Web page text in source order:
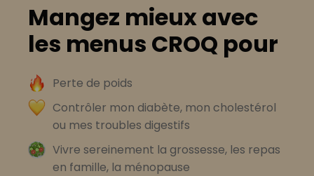
Mangez mieux avec
les menus CROQ pour
Perte de poids
Contrôler mon diabète, mon cholestérol
ou mes troubles digestifs
Vivre sereinement la grossesse, les repas
en famille, la ménopause